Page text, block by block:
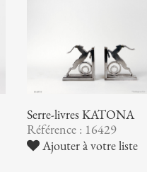
Serre-livres KATONA
Référence : 16429
Ajouter à votre liste